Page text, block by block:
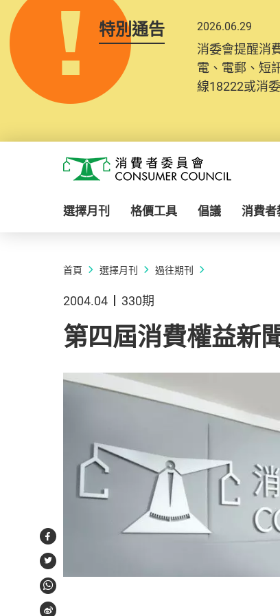
特別通告 2026.06.29
消委會提醒消
電、電郵、短
線18222或消
消費者委員會
選擇月刊 格價工具 倡議 消費者
首頁 選擇月刊 過往期刊
2004.04 330期
第四屆消費權益新
Facebook
Twitter
WhatsApp